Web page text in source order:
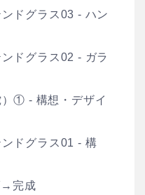
ドグラス03 - ハン
ドグラス02 - ガラ
① - 構想・デザイ
ドグラス01 - 構
→完成